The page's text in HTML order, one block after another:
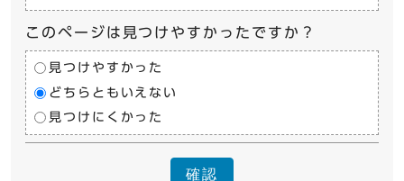
このページは見つけやすかったですか？
見つけやすかった
どちらともいえない
見つけにくかった
確認